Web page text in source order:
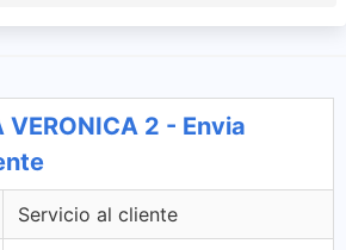
VERONICA 2 - Envia
Servicio al cliente